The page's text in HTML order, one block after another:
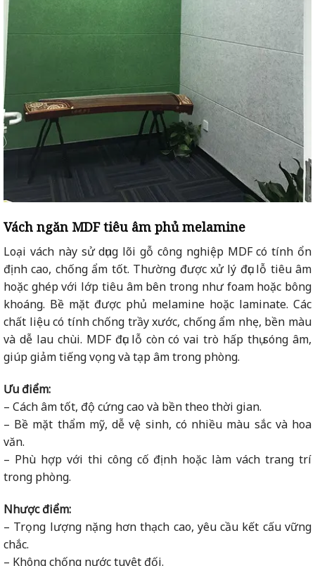
Vách ngăn MDF tiêu âm phủ melamine
Loại vách này sử dụng lõi gỗ công nghiệp MDF có tính ổn
định cao, chống ẩm tốt. Thường được xử lý đục lỗ tiêu âm
hoặc ghép với lớp tiêu âm bên trong như foam hoặc bông
khoáng. Bề mặt được phủ melamine hoặc laminate. Các
chất liệu có tính chống trầy xước, chống ẩm nhẹ, bền màu
và dễ lau chùi. MDF đục lỗ còn có vai trò hấp thụ sóng âm,
giúp giảm tiếng vọng và tạp âm trong phòng.
Ưu điểm:
– Cách âm tốt, độ cứng cao và bền theo thời gian.
– Bề mặt thẩm mỹ, dễ vệ sinh, có nhiều màu sắc và hoa
văn.
– Phù hợp với thi công cố định hoặc làm vách trang trí
trong phòng.
Nhược điểm:
– Trọng lượng nặng hơn thạch cao, yêu cầu kết cấu vững
chắc.
– Không chống nước tuyệt đối.